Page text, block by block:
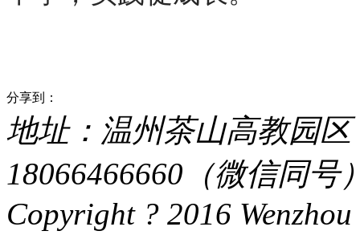
分享到：
地址：温州茶山高教园区
18066466660（微信同号
Copyright ? 2016